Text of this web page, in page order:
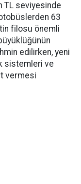
TL seviyesinde
63
filosu önemli
edilirken, yeni
sistemleri ve
vermesi